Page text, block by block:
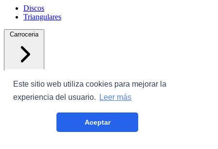
Este sitio web utiliza cookies para mejorar la
experiencia del usuario.
Leer más
Aceptar
Discos
Triangulares
Carroceria
Plastico Con Cinta